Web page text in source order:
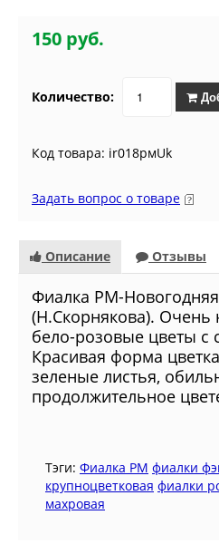
150 руб.
Количество:
Код товара: ir018рмUk
Задать вопрос о товаре
Описание Отзывы
Фиалкa РМ-Новогодняя
(Н.Скорнякова).
бело-розовые цветы с
Красивая форма
зеленые листья,
продолжительное
Тэги: Фиалкa РМ фиалки
крупноцветковая фиалки
махровая